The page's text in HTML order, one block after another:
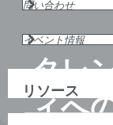
タレ
ィへ
問い合わせ
イベント情報
リソース